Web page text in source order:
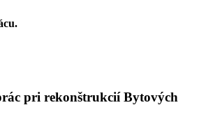
pri rekonštrukcií Bytových